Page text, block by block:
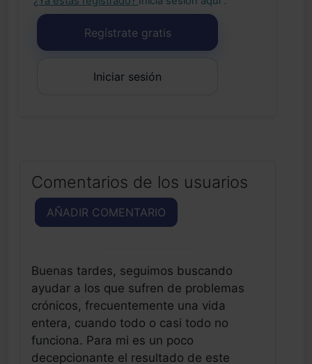
Regístrate gratis
Iniciar sesión
Comentarios de los usuarios
AÑADIR COMENTARIO
Buenas tardes, seguimos buscando
ayudar a los que sufren de problemas
crónicos, frecuentemente una vida
entera, cuando todo o casi todo no
funciona. Para mi es un poco
decepcionante el resultado de este